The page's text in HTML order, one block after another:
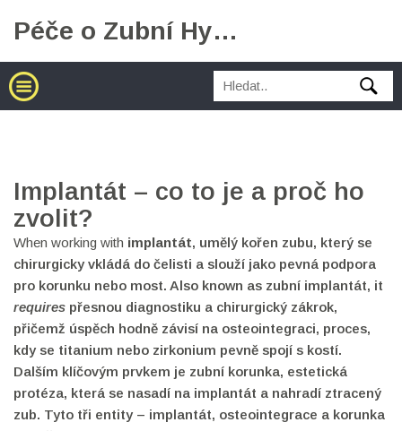
Péče o Zubní Hygienu
Implantát – co to je a proč ho
zvolit?
When working with implantát, umělý kořen zubu, který se
chirurgicky vkládá do čelisti a slouží jako pevná podpora
pro korunku nebo most. Also known as zubní implantát, it
requires přesnou diagnostiku a chirurgický zákrok,
přičemž úspěch hodně závisí na osteointegraci, proces,
kdy se titanium nebo zirkonium pevně spojí s kostí.
Dalším klíčovým prvkem je zubní korunka, estetická
protéza, která se nasadí na implantát a nahradí ztracený
zub. Tyto tři entity – implantát, osteointegrace a korunka